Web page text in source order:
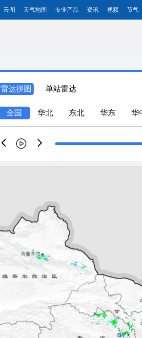
云图 天气地图 专业产品 资讯 视频 节气
雷达拼图 单站雷达
全国 华北 东北 华东 华